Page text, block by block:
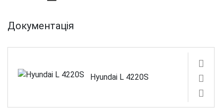
Документація
Hyundai L 4220S